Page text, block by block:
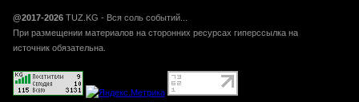
@2017-2026 TUZ.KG - Вся соль событий...
При размещении материалов на сторонних ресурсах гиперссылка на
источник обязательна.